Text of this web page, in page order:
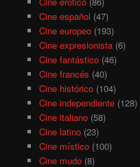
Cine español (47)
Cine europeo(193)
Cine expresionista(6)
Cine fantástico(46)
Cine francés (40)
Cine histórico(104)
Cine independiente(128)
Cine italiano(58)
Cine latino(23)
Cine místico(100)
Cine mudo(8)